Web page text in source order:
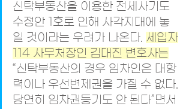
신탁부동산을 이용한 전세사기도
수정안 1호로 인해 사각지대에 놓
일 것이라는 우려가 나온다. 세입자
114 사무처장인 김대진 변호사는
“신탁부동산의 경우 임차인은 대항
력이나 우선변제권을 가질 수 없다.
당연히 임차권등기도 안 된다”면서